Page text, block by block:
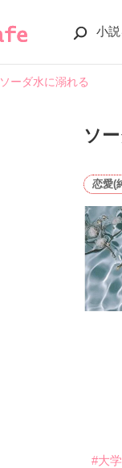
小
ソーダ水に溺れる
ソ
恋愛(
#大